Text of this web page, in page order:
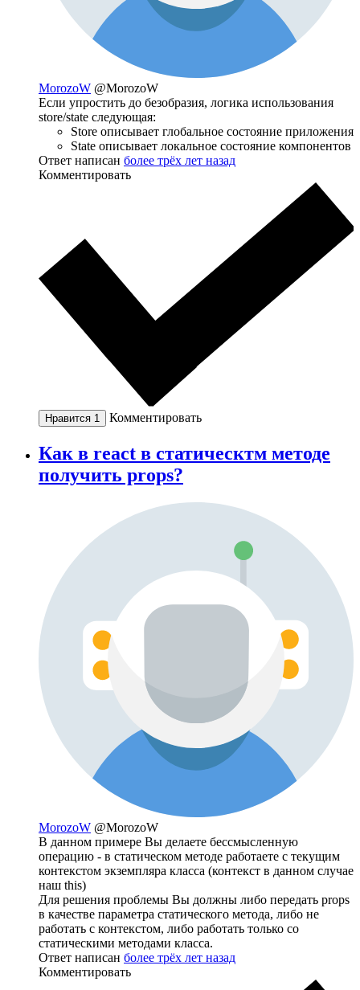
MorozoW @MorozoW
Если упростить до безобразия, логика использования
store/state следующая:
Store описывает глобальное состояние приложения
State описывает локальное состояние компонентов
Ответ написан более трёх лет назад
Комментировать
Нравится 1 Комментировать
Как в react в статическтм методе
получить props?
MorozoW @MorozoW
В данном примере Вы делаете бессмысленную
операцию - в статическом методе работаете с текущим
контекстом экземпляра класса (контекст в данном случае
наш this)
Для решения проблемы Вы должны либо передать props
в качестве параметра статического метода, либо не
работать с контекстом, либо работать только со
статическими методами класса.
Ответ написан более трёх лет назад
Комментировать